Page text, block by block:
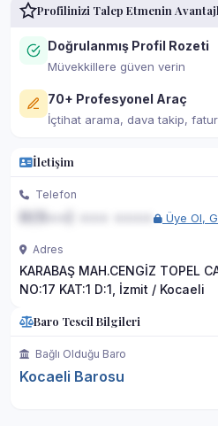
Profilinizi Talep Etmenin
Doğrulanmış Profil Rozeti
Müvekkillere güven verin
70+ Profesyonel Araç
İçtihat arama, dava takip,
İletişim
Telefon
Üye Ol,
Adres
KARABAŞ MAH.CENGİZ TOPEL
NO:17 KAT:1 D:1, İzmit / Kocaeli
Baro Tescil Bilgileri
Bağlı Olduğu Baro
Kocaeli Barosu